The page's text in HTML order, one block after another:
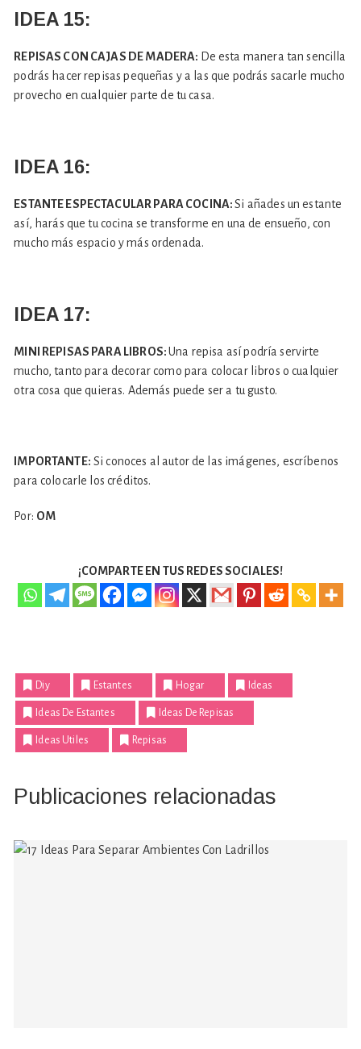
IDEA 15:
REPISAS CON CAJAS DE MADERA: De esta manera tan sencilla
podrás hacer repisas pequeñas y a las que podrás sacarle mucho
provecho en cualquier parte de tu casa.
IDEA 16:
ESTANTE ESPECTACULAR PARA COCINA:Si añades un estante
así, harás que tu cocina se transforme en una de ensueño, con
mucho más espacio y más ordenada.
IDEA 17:
MINI REPISAS PARA LIBROS:Una repisa así podría servirte
mucho, tanto para decorar como para colocar libros o cualquier
otra cosa que quieras. Además puede ser a tu gusto.
IMPORTANTE: Si conoces al autor de las imágenes, escríbenos
para colocarle los créditos.
Por: OM
¡COMPARTE EN TUS REDES SOCIALES!
Diy Estantes Hogar Ideas
Ideas De Estantes Ideas De Repisas
Ideas Utiles Repisas
Publicaciones relacionadas